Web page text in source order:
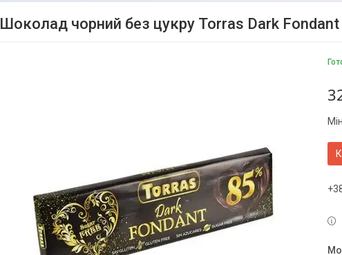
Шоколад чорний без цукру Torras Dark Fondant